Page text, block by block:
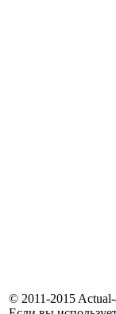
© 2011-2015 Actual-